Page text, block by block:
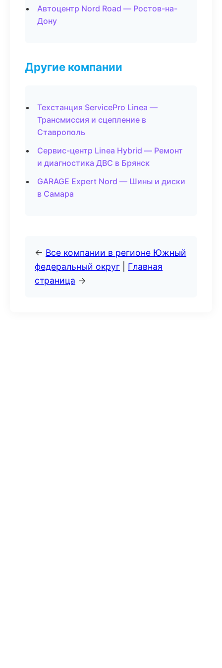
Автоцентр Nord Road — Ростов-на-
Дону
Другие компании
Техстанция ServicePro Linea —
Трансмиссия и сцепление в
Ставрополь
Сервис-центр Linea Hybrid — Ремонт
и диагностика ДВС в Брянск
GARAGE Expert Nord — Шины и диски
в Самара
← Все компании в регионе Южный
федеральный округ
Главная
страница →